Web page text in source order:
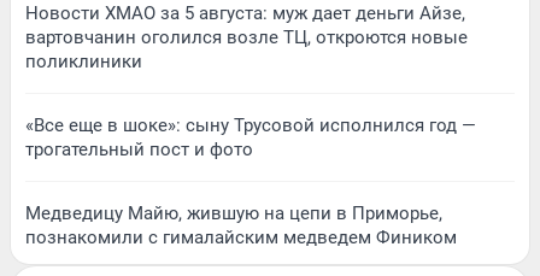
Новости ХМАО за 5 августа: муж дает деньги Айзе,
вартовчанин оголился возле ТЦ, откроются новые
поликлиники
«Все еще в шоке»: сыну Трусовой исполнился год —
трогательный пост и фото
Медведицу Майю, жившую на цепи в Приморье,
познакомили с гималайским медведем Фиником